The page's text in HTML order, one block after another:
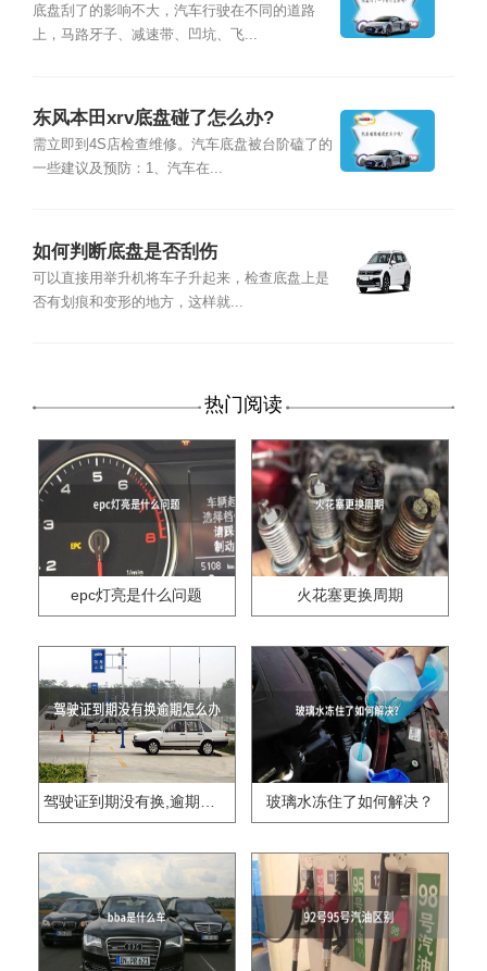
底盘刮了的影响不大，汽车行驶在不同的道路
上，马路牙子、减速带、凹坑、飞...
东风本田xrv底盘碰了怎么办?
需立即到4S店检查维修。汽车底盘被台阶磕了的
一些建议及预防：1、汽车在...
如何判断底盘是否刮伤
可以直接用举升机将车子升起来，检查底盘上是
否有划痕和变形的地方，这样就...
热门阅读
epc灯亮是什么问题 火花塞更换周期
驾驶证到期没有换,逾期怎么办?? 玻璃水冻住了如何解决？